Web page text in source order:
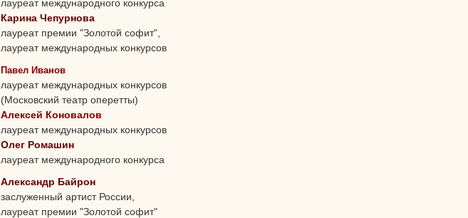
лауреат международного конкурса
Карина Чепурнова
лауреат премии "Золотой софит",
лауреат международных конкурсов
Павел Иванов
лауреат международных конкурсов
(Московский театр оперетты)
Алексей Коновалов
лауреат международных конкурсов
Олег Ромашин
лауреат международного конкурса
Александр Байрон
заслуженный артист России,
лауреат премии "Золотой софит"